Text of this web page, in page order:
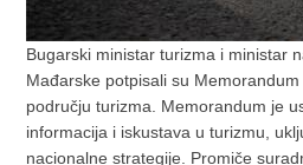
Bugarski ministar turizma i ministar
Mađarske potpisali su
području turizma. Memorandum je
informacija i iskustava u turizmu,
nacionalne strategije. Promiče